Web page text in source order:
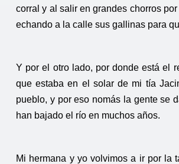
corral y al salir en grandes chorros
echando a la calle sus gallinas para
Y por el otro lado, por donde está el
que estaba en el solar de mi tía
pueblo, y por eso nomás la gente se
han bajado el río en muchos años.
Mi hermana y yo volvimos a ir por la